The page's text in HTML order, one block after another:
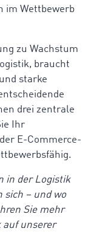
im Wettbewerb
zu Wachstum
braucht
starke
drei zentrale
Ihr
E-Commerce-
in der Logistik
sich – und wo
Sie mehr
auf unserer